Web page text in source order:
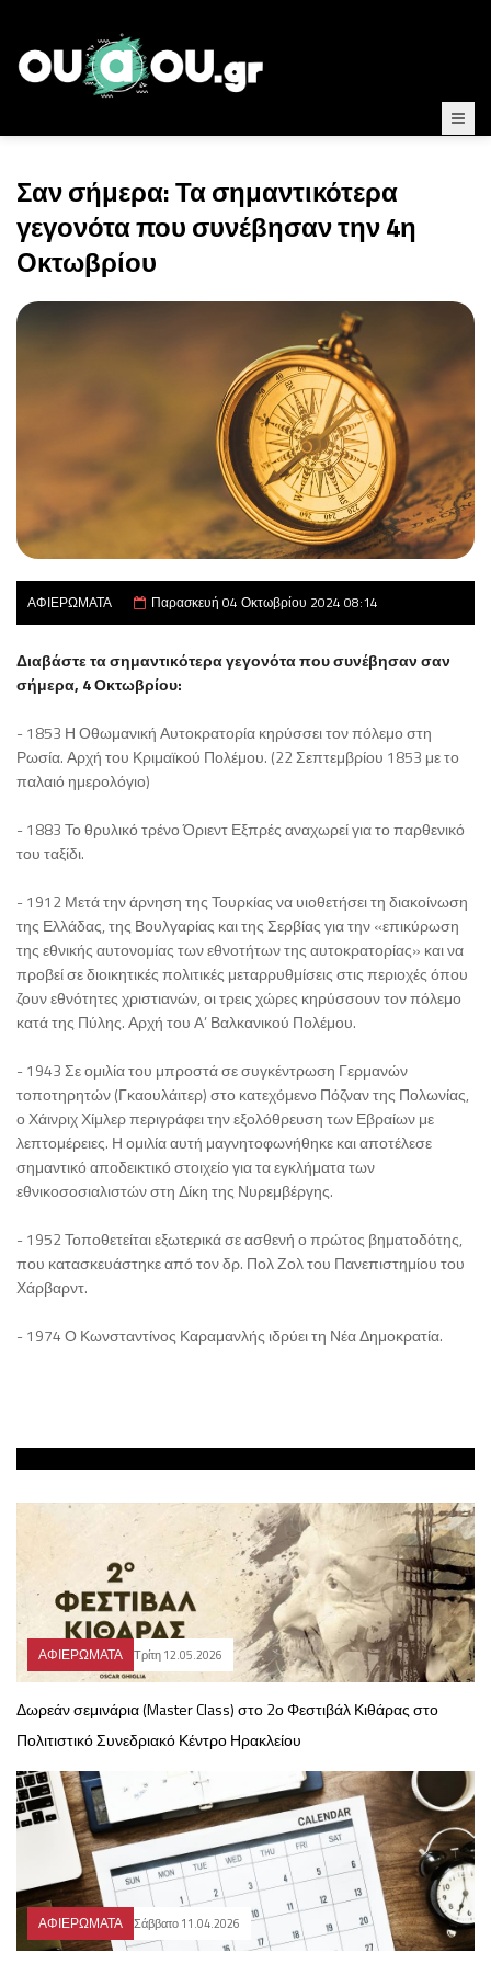
Σαν σήμερα: Τα σημαντικότερα
γεγονότα που συνέβησαν την 4η
Οκτωβρίου
ΑΦΙΕΡΩΜΑΤΑ Παρασκευή 04 Οκτωβρίου 2024 08:14
Διαβάστε τα σημαντικότερα γεγονότα που συνέβησαν σαν
σήμερα, 4 Οκτωβρίου:
- 1853 Η Οθωμανική Αυτοκρατορία κηρύσσει τον πόλεμο στη
Ρωσία. Αρχή του Κριμαϊκού Πολέμου. (22 Σεπτεμβρίου 1853 με το
παλαιό ημερολόγιο)
- 1883 Το θρυλικό τρένο Όριεντ Εξπρές αναχωρεί για το παρθενικό
του ταξίδι.
- 1912 Μετά την άρνηση της Τουρκίας να υιοθετήσει τη διακοίνωση
της Ελλάδας, της Βουλγαρίας και της Σερβίας για την «επικύρωση
της εθνικής αυτονομίας των εθνοτήτων της αυτοκρατορίας» και να
προβεί σε διοικητικές πολιτικές μεταρρυθμίσεις στις περιοχές όπου
ζουν εθνότητες χριστιανών, οι τρεις χώρες κηρύσσουν τον πόλεμο
κατά της Πύλης. Αρχή του Α’ Βαλκανικού Πολέμου.
- 1943 Σε ομιλία του μπροστά σε συγκέντρωση Γερμανών
τοποτηρητών (Γκαουλάιτερ) στο κατεχόμενο Πόζναν της Πολωνίας,
ο Χάινριχ Χίμλερ περιγράφει την εξολόθρευση των Εβραίων με
λεπτομέρειες. Η ομιλία αυτή μαγνητοφωνήθηκε και αποτέλεσε
σημαντικό αποδεικτικό στοιχείο για τα εγκλήματα των
εθνικοσοσιαλιστών στη Δίκη της Νυρεμβέργης.
- 1952 Τοποθετείται εξωτερικά σε ασθενή ο πρώτος βηματοδότης,
που κατασκευάστηκε από τον δρ. Πολ Ζολ του Πανεπιστημίου του
Χάρβαρντ.
- 1974 Ο Κωνσταντίνος Καραμανλής ιδρύει τη Νέα Δημοκρατία.
ΑΦΙΕΡΩΜΑΤΑ Τρίτη 12.05.2026
Δωρεάν σεμινάρια (Master Class) στο 2ο Φεστιβάλ Κιθάρας στο
Πολιτιστικό Συνεδριακό Κέντρο Ηρακλείου
ΑΦΙΕΡΩΜΑΤΑ Σάββατο 11.04.2026